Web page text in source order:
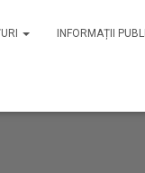
INFORMAȚII